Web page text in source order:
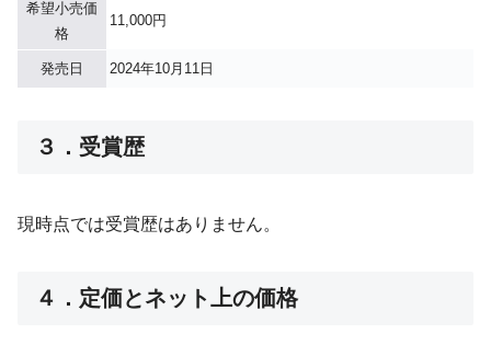
希望小売価
格
11,000円
発売日 2024年10月11日
３．受賞歴
現時点では受賞歴はありません。
４．定価とネット上の価格